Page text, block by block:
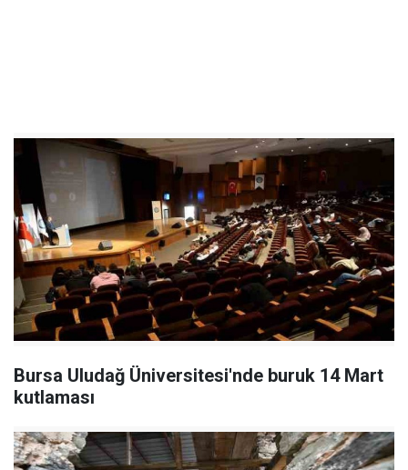
Bursa Uludağ Üniversitesi'nde buruk 14 Mart
kutlaması